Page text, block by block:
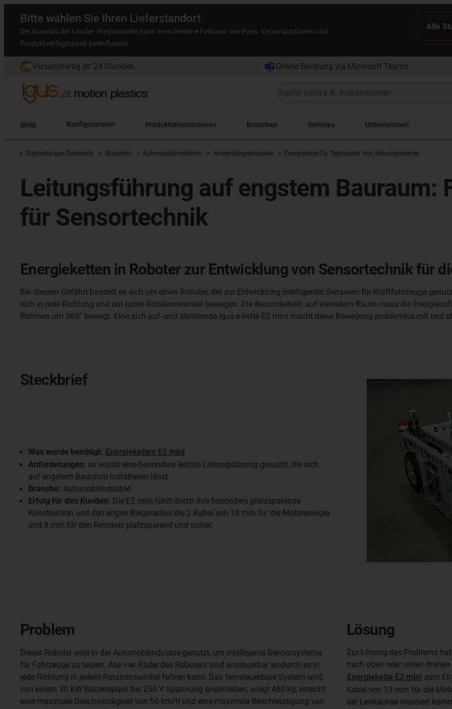
Bitte wählen Sie Ihren Lieferstandort
Die Auswahl der Länder-/Regionsseite kann verschiedene Faktoren wie Preis, Versandoptionen und
Produktverfügbarkeit beeinflussen.
Alle
Versandfertig ab 24 Stunden Online Beratung via Microsoft Teams
Shop Konfiguratoren Produktinformationen Branchen Services Unternehmen
Startseite igus Österreich Branchen Automobilproduktion Anwendungsbeispiele Energiekette Für Testroboter Von Sensorsystemen
Leitungsführung auf engstem Bauraum:
für Sensortechnik
Energieketten in Roboter zur Entwicklung von Sensortechnik für
Bei diesem Gefährt handelt es sich um einen Roboter, der zur Entwicklung intelligenter Sensoren für Kraftfahrzeuge
sich in jede Richtung und um jeden Rotationswinkel bewegen. Die Besonderheit: auf kleinstem Raum muss die
Rahmen um 360° bewegt. Eine sich auf- und abrollende igus e-kette E2 mini macht diese Bewegung problemlos mit und
Steckbrief
Was wurde benötigt: Energieketten E2 mini
Anforderungen: es wurde eine besonders leichte Leitungslösung gesucht, die sich
auf engstem Bauraum installieren lässt
Branche: Automobilindustrie
Erfolg für den Kunden: Die E2 mini führt durch ihre besonders platzsparende
Konstruktion und den engen Biegeradius die 2 Kabel von 13 mm für die Motorenergie
und 8 mm für den Resolver platzsparend und sicher.
Problem
Dieser Roboter wird in der Automobilindustrie genutzt, um intelligente Sensorsysteme
für Fahrzeuge zu testen. Alle vier Räder des Roboters sind ansteuerbar wodurch es in
jede Richtung in jedem Rotationswinkel fahren kann. Das fernsteuerbare System wird
von einem 30 KW Batteriepack bei 250 V Spannung angetrieben, wiegt 480 kg, erreicht
eine maximale Geschwindigkeit von 50 km/h und eine maximale Beschleunigung von
Lösung
Zur Lösung des Problems
nach oben oder unten
Energiekette E2 mini zum
Kabel von 13 mm für die
der Lenkachse montiert